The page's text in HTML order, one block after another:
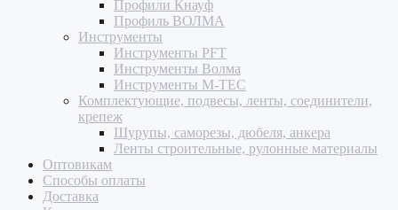
Профили Кнауф
Профиль ВОЛМА
Инструменты
Инструменты PFT
Инструменты Волма
Инструменты M-TEC
Комплектующие, подвесы, ленты, соединители,
крепеж
Шурупы, саморезы, дюбеля, анкера
Ленты строительные, рулонные материалы
Оптовикам
Способы оплаты
Доставка